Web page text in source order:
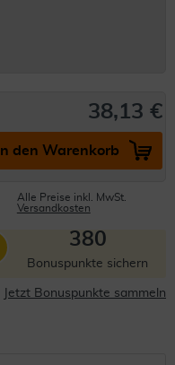
38,13 €
In den Warenkorb
Alle Preise inkl. MwSt.
Versandkosten
380
Bonuspunkte sichern
Jetzt Bonuspunkte sammeln